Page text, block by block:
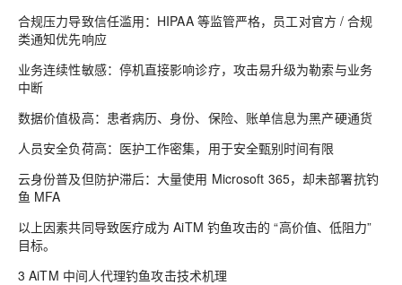
合规压力导致信任滥用：HIPAA 等监管严格，员工对官方 / 合规
类通知优先响应
业务连续性敏感：停机直接影响诊疗，攻击易升级为勒索与业务
中断
数据价值极高：患者病历、身份、保险、账单信息为黑产硬通货
人员安全负荷高：医护工作密集，用于安全甄别时间有限
云身份普及但防护滞后：大量使用 Microsoft 365，却未部署抗钓
鱼 MFA
以上因素共同导致医疗成为 AiTM 钓鱼攻击的 “高价值、低阻力”
目标。
3 AiTM 中间人代理钓鱼攻击技术机理